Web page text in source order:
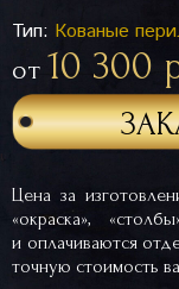
Тип: Кованые
от 10 300
Цена за
«окраска»,
и оплачиваются
точную стоимость